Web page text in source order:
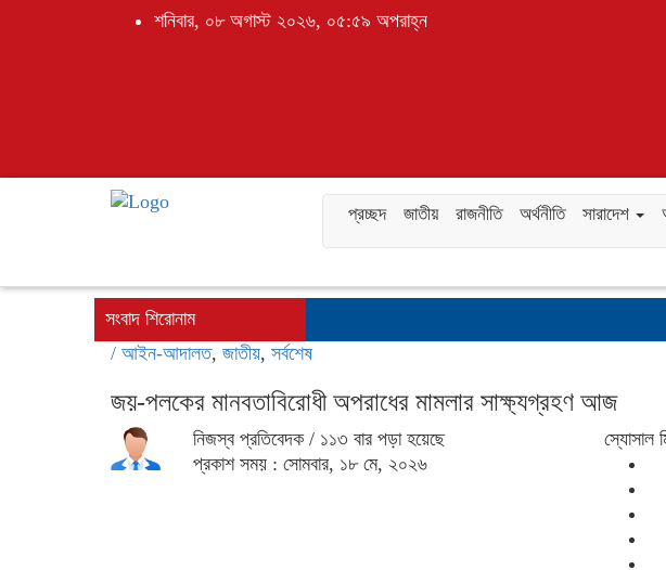
শনিবার, ০৮ অগাস্ট ২০২৬, ০৫:৫৯ অপরাহ্ন
প্রচ্ছদ জাতীয় রাজনীতি অর্থনীতি সারাদেশ
সংবাদ শিরোনাম
/ আইন-আদালত, জাতীয়, সর্বশেষ
জয়-পলকের মানবতাবিরোধী অপরাধের মামলার সাক্ষ্যগ্রহণ আজ
নিজস্ব প্রতিবেদক / ১১৩ বার পড়া হয়েছে
প্রকাশ সময় : সোমবার, ১৮ মে, ২০২৬
স্যোসাল